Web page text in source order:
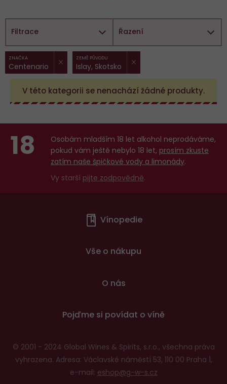
Filtrace
Vybrané
filtry:
ZNAČKA
Centenario
ZRUŠIT FILTR
ZEMĚ PŮVODU
Islay, Skotsko
Řazení
V této kategorii se nenachází žádné produkty.
18
Osobám mladším 18 let alkohol neprodáváme,
pokud vám ještě nebylo 18 let, prosím zkuste
zatím naše špičkové vody a limonády.
Vy starší pijte zodpovědně.
Vínopedie
Vše o nákupu
O nás
Pojďme si povídat o víně
© 2001 - 2024 Global Wines & Spirits, s.r.o., všechna práva
vyhrazena. Adresa: Václavské náměstí 53, 110 00 Praha 1,
e-mail: eshop@g-w-s.cz